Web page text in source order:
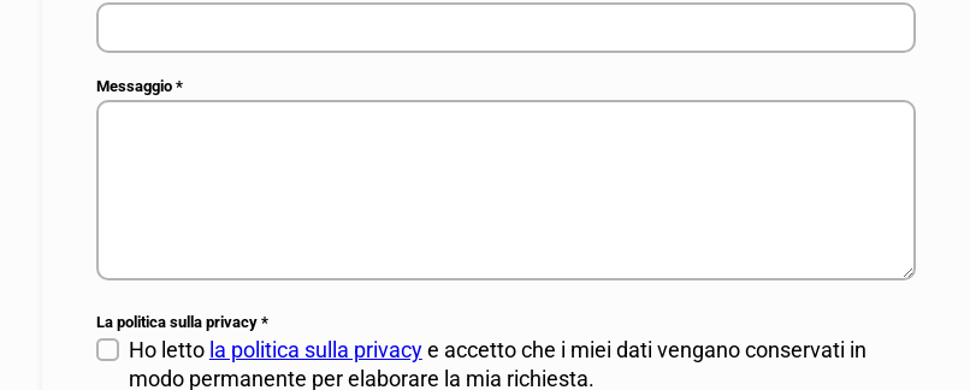
Messaggio*
La politica sulla privacy*
Ho letto la politica sulla privacye accetto che i miei dati vengano conservati in
modo permanente per elaborare la mia richiesta.